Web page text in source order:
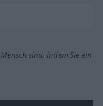
sind, indem Sie ein